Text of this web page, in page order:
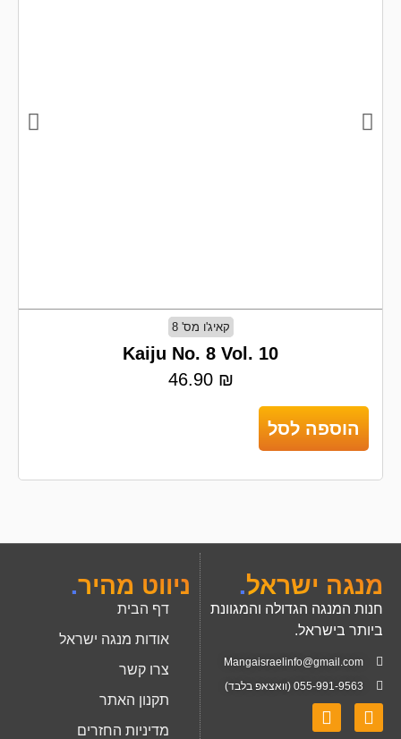
קאיג'ו מס' 8
Kaiju No. 8 Vol. 10
46.90 ₪
הוספה לסל
מנגה ישראל.
חנות המנגה הגדולה והמגוונת
ביותר בישראל.
Mangaisraelinfo@gmail.com
055-991-9563 (וואצאפ בלבד)
ניווט מהיר.
דף הבית
אודות מנגה ישראל
צרו קשר
תקנון האתר
מדיניות החזרים